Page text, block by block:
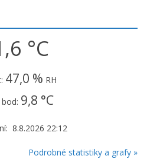
°C
47,0 % RH
9,8 °C
8.8.2026 22:12
Podrobné statistiky a grafy »